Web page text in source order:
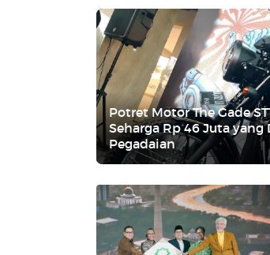
Potret Motor The Gade
Seharga Rp 46 Juta yang
Pegadaian